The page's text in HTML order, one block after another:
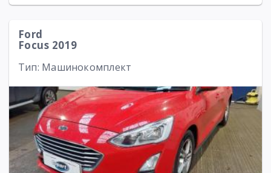
Ford
Focus 2019
Тип: Машинокомплект